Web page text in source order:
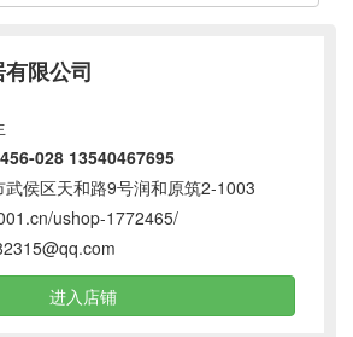
限公司
028 13540467695
侯区天和路9号润和原筑2-1003
ushop-1772465/
进入店铺